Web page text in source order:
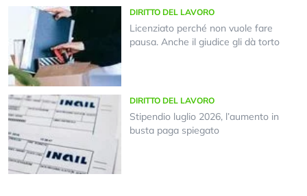
DIRITTO DEL LAVORO
Licenziato perché non vuole fare
pausa. Anche il giudice gli dà torto
DIRITTO DEL LAVORO
Stipendio luglio 2026, l’aumento in
busta paga spiegato